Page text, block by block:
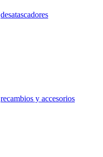
desatascadores
recambios y accesorios